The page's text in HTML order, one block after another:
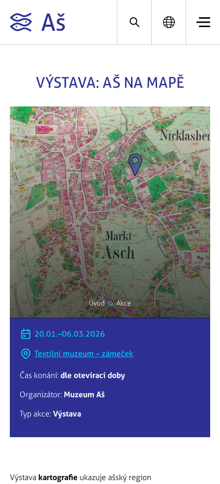
VÝSTAVA: AŠ NA MAPĚ
Úvod Akce
20.01.–06.03.2026
Textilní muzeum – zámeček
Čas konání: dle otevírací doby
Organizátor: Muzeum Aš
Typ akce: Výstava
Výstava kartografie ukazuje ašský region